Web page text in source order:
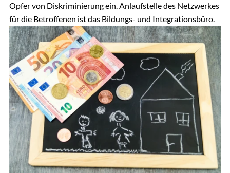
Opfer von Diskriminierung ein. Anlaufstelle des Netzwerkes
für die Betroffenen ist das Bildungs- und Integrationsbüro.